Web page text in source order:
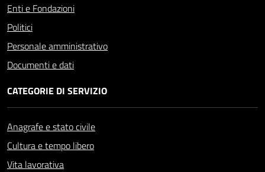
Enti e Fondazioni
Politici
Personale amministrativo
Documenti e dati
CATEGORIE DI SERVIZIO
Anagrafe e stato civile
Cultura e tempo libero
Vita lavorativa